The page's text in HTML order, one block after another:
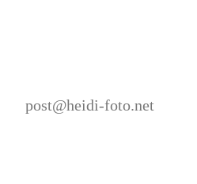
post@heidi-foto.net